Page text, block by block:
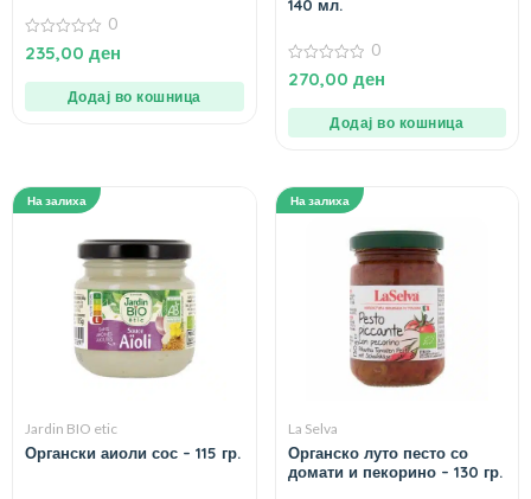
0
од
0
235,00 ден
Додај во кошница
140 мл.
0
од
0
270,00 ден
Додај во кошница
На залиха
Jardin BIO etic
Органски аиоли сос – 115 гр.
На залиха
La Selva
Органско луто песто со
домати и пекорино – 130 гр.